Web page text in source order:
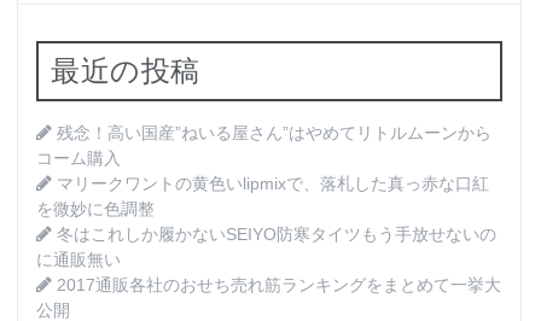
最近の投稿
残念！高い国産”ねいる屋さん”はやめてリトルムーンから
コーム購入
マリークワントの黄色いlipmixで、落札した真っ赤な口紅
を微妙に色調整
冬はこれしか履かないSEIYO防寒タイツもう手放せないの
に通販無い
2017通販各社のおせち売れ筋ランキングをまとめて一挙大
公開